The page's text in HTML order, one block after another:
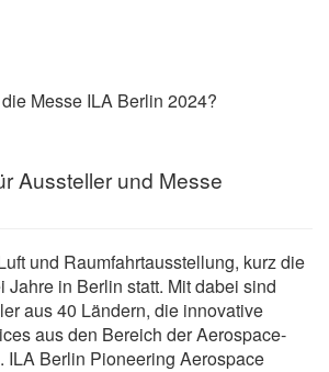
Messe ILA Berlin 2024?
Aussteller und Messe
und Raumfahrtausstellung, kurz die
Jahre in Berlin statt. Mit dabei sind
aus 40 Ländern, die innovative
aus den Bereich der Aerospace-
ILA Berlin Pioneering Aerospace